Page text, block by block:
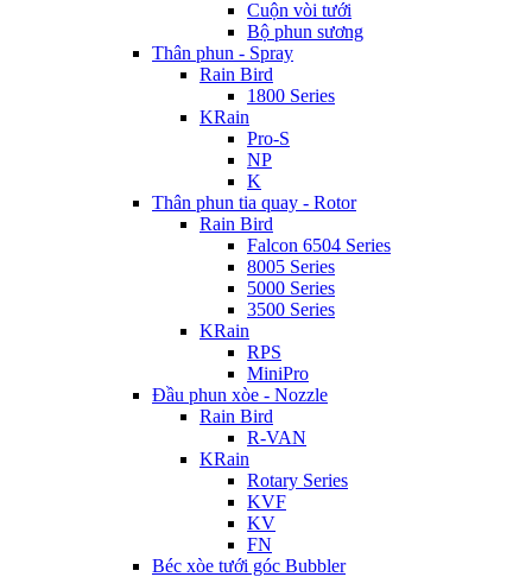
Cuộn vòi tưới
Bộ phun sương
Thân phun - Spray
Rain Bird
1800 Series
KRain
Pro-S
NP
K
Thân phun tia quay - Rotor
Rain Bird
Falcon 6504 Series
8005 Series
5000 Series
3500 Series
KRain
RPS
MiniPro
Đầu phun xòe - Nozzle
Rain Bird
R-VAN
KRain
Rotary Series
KVF
KV
FN
Béc xòe tưới góc Bubbler